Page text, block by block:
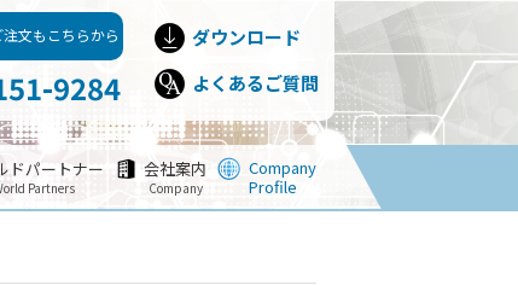
文もこちらから
9284
ダウンロード
よくあるご質問
ドパートナー
Partners
会社案内
Company
Company
Profile